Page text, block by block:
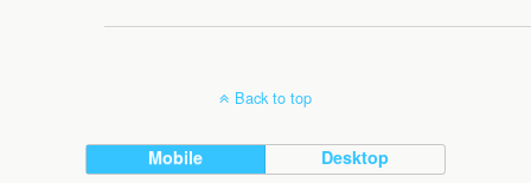
Back to top
Mobile Desktop